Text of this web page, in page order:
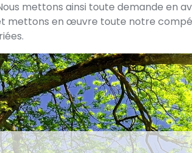
mettons ainsi toute demande en
mettons en œuvre toute notre